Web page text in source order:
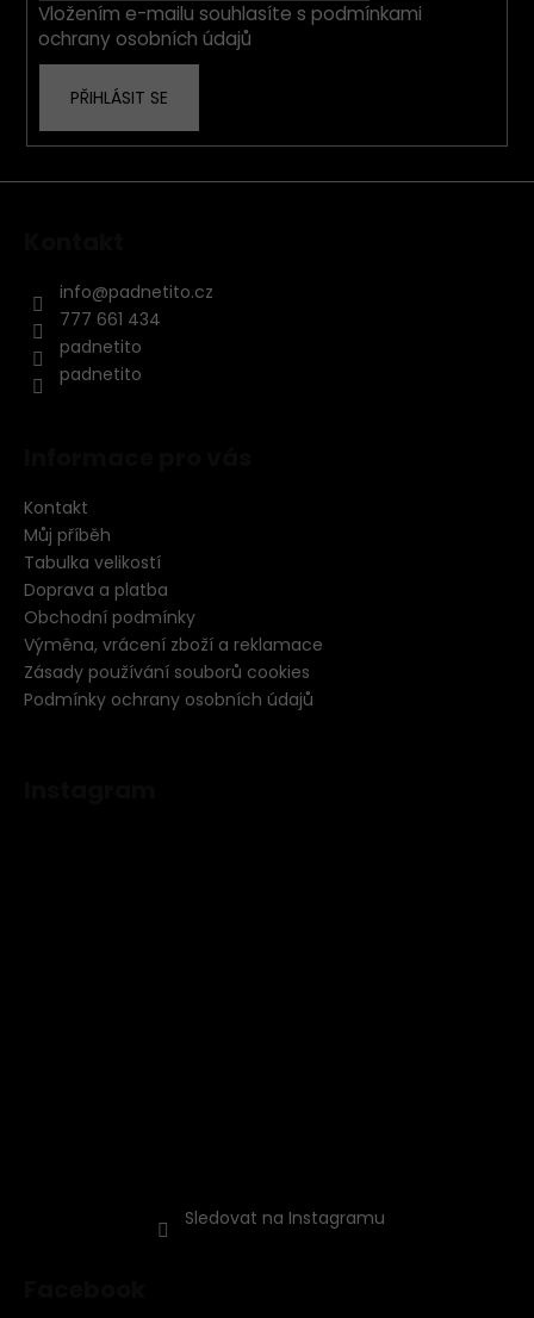
Vložením e-mailu souhlasíte s podmínkami
ochrany osobních údajů
PŘIHLÁSIT SE
info@padnetito.cz
777 661 434
padnetito
padnetito
Kontakt
Můj příběh
Tabulka velikostí
Doprava a platba
Obchodní podmínky
Výměna, vrácení zboží a reklamace
Zásady používání souborů cookies
Podmínky ochrany osobních údajů
Sledovat na Instagramu